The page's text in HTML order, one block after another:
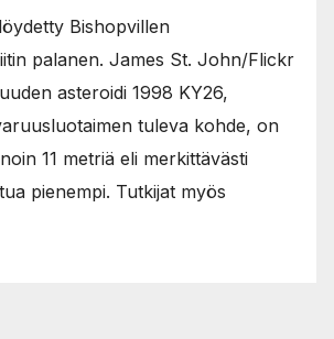
Bishopvillen
palanen. James St. John/Flickr
asteroidi 1998 KY26,
tuleva kohde, on
11 metriä eli merkittävästi
pienempi. Tutkijat myös